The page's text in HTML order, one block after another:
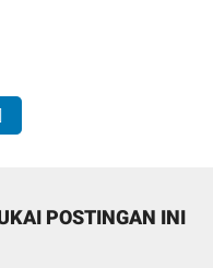
POSTINGAN INI